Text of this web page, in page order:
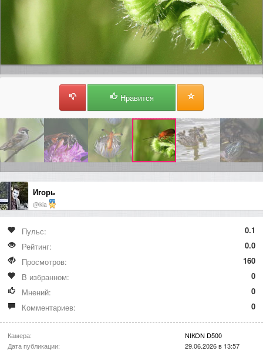
Нравится
Игорь
@kia
Пульс:
0.1
Рейтинг:
0.0
Просмотров:
160
В избранном:
0
Мнений:
0
Комментариев:
0
Камера:
NIKON D500
Дата публикации:
29.06.2026 в 13:57